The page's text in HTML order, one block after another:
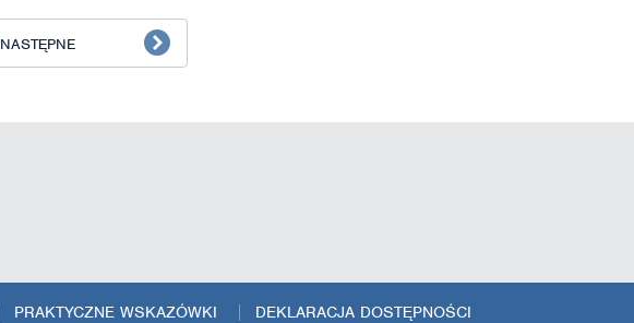
NASTĘPNE
PRAKTYCZNE WSKAZÓWKI DEKLARACJA DOSTĘPNOŚCI